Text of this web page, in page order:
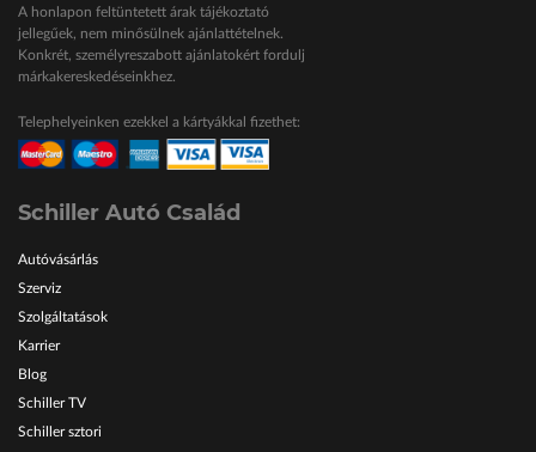
VW Haszonjárművek
VW Service Schiller
ŠKODA Schiller
Karosszéria Centrum
A honlapon feltüntetett árak tájékoztató
jellegűek, nem minősülnek ajánlattételnek.
Konkrét, személyreszabott ajánlatokért fordulj
márkakereskedéseinkhez.
Telephelyeinken ezekkel a kártyákkal fizethet:
Schiller Autó Család
Autóvásárlás
Szerviz
Szolgáltatások
Karrier
Blog
Schiller TV
Schiller sztori